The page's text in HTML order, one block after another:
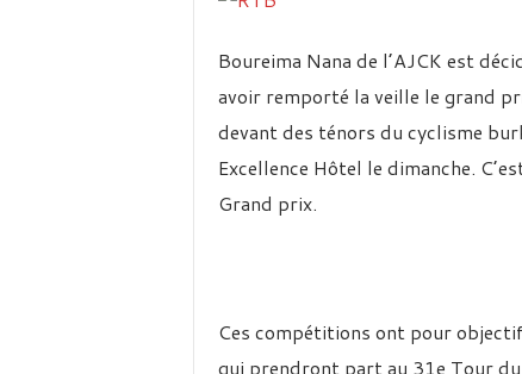
Boureima Nana de l’AJCK est
avoir remporté la veille le grand
devant des ténors du cyclisme
Excellence Hôtel le dimanche.
Grand prix.
Ces compétitions ont pour
qui prendront part au 31e Tour